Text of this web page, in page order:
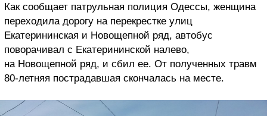
Как сообщает патрульная полиция Одессы, женщина
переходила дорогу на перекрестке улиц
Екатерининская и Новощепной ряд, автобус
поворачивал с Екатерининской налево,
на Новощепной ряд, и сбил ее. От полученных травм
80-летняя пострадавшая скончалась на месте.